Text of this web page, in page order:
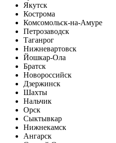
Якутск
Кострома
Комсомольск-на-Амуре
Петрозаводск
Таганрог
Нижневартовск
Йошкар-Ола
Братск
Новороссийск
Дзержинск
Шахты
Нальчик
Орск
Сыктывкар
Нижнекамск
Ангарск